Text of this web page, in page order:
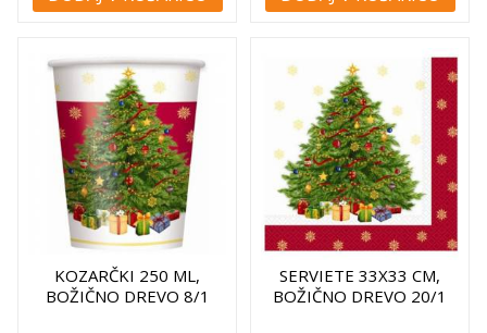
KOZARČKI 250 ML,
BOŽIČNO DREVO 8/1
SERVIETE 33X33 CM,
BOŽIČNO DREVO 20/1